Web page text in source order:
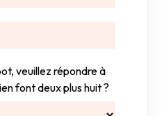
veuillez répondre à
font deux plus huit ?